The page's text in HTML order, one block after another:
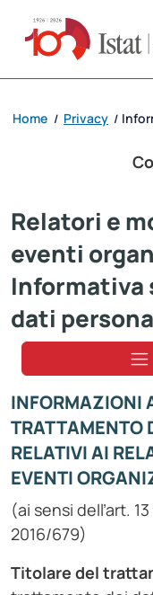
Home / Privacy /
Relatori e
eventi
Informativa
dati
INFORMAZIONI
TRATTAMENTO
RELATIVI AI
EVENTI
(ai sensi dell’art.
2016/679)
Titolare del